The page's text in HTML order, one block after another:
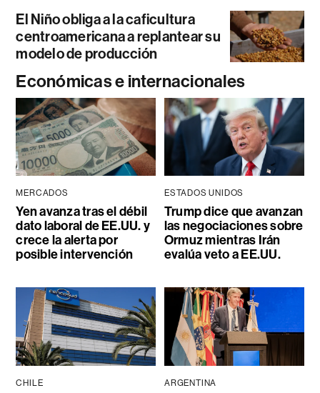
El Niño obliga a la caficultura
centroamericana a replantear su
modelo de producción
Económicas e internacionales
MERCADOS
Yen avanza tras el débil
dato laboral de EE.UU. y
crece la alerta por
posible intervención
ESTADOS UNIDOS
Trump dice que avanzan
las negociaciones sobre
Ormuz mientras Irán
evalúa veto a EE.UU.
CHILE ARGENTINA